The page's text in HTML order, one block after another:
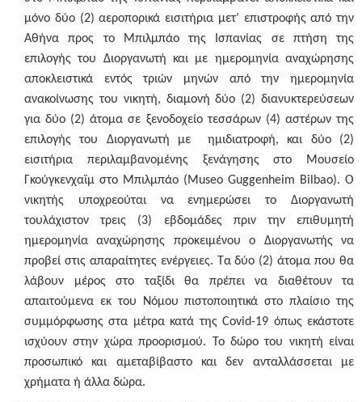
μόνο δύο (2) αεροπορικά εισιτήρια μετ’ επιστροφής από την
Αθήνα προς το Μπιλμπάο της Ισπανίας σε πτήση της
επιλογής του Διοργανωτή και με ημερομηνία αναχώρησης
αποκλειστικά εντός τριών μηνών από την ημερομηνία
ανακοίνωσης του νικητή, διαμονή δύο (2) διανυκτερεύσεων
για δύο (2) άτομασε ξενοδοχείο τεσσάρων (4) αστέρων της
επιλογής του Διοργανωτή με ημιδιατροφή, και δύο (2)
εισιτήρια περιλαμβανομένης ξενάγησης στο Μουσείο
Γκούγκενχαϊμ στο Μπιλμπάο (Museo Guggenheim Bilbao). Ο
νικητής υποχρεούται να ενημερώσει το Διοργανωτή
τουλάχιστον τρεις (3) εβδομάδες πριν την επιθυμητή
ημερομηνία αναχώρησης προκειμένου ο Διοργανωτής να
προβεί στις απαραίτητες ενέργειες. Τα δύο (2) άτομα που θα
λάβουν μέρος στο ταξίδι θα πρέπει να διαθέτουν τα
απαιτούμενα εκ του Νόμου πιστοποιητικά στο πλαίσιο της
συμμόρφωσης στα μέτρα κατά τηςCovid-19 όπως εκάστοτε
ισχύουν στην χώρα προορισμού. Το δώρο του νικητή είναι
προσωπικό και αμεταβίβαστο και δεν ανταλλάσσεται με
χρήματα ή άλλα δώρα.